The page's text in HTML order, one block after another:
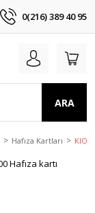
0(216) 389 40 95
ARA
Hafıza Kartları